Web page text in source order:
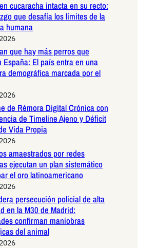
cucaracha intacta en su recto:
que desafía los límites de la
humana
que hay más perros que
España: El país entra en una
demográfica marcada por el
de Rémora Digital Crónica con
de Timeline Ajeno y Déficit
Vida Propia
amaestrados por redes
ejecutan un plan sistemático
el oro latinoamericano
persecución policial de alta
en la M30 de Madrid:
confirman maniobras
del animal